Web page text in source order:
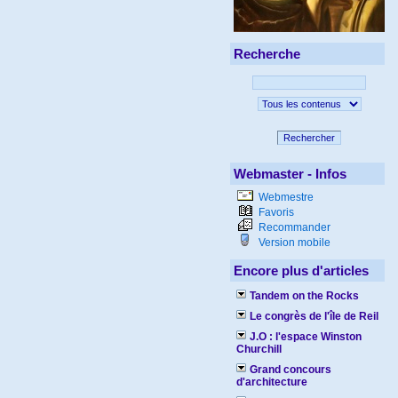
Recherche
Rechercher
Webmaster - Infos
Webmestre
Favoris
Recommander
Version mobile
Encore plus d'articles
Tandem on the Rocks
Le congrès de l'île de Reil
J.O : l'espace Winston
Churchill
Grand concours
d'architecture